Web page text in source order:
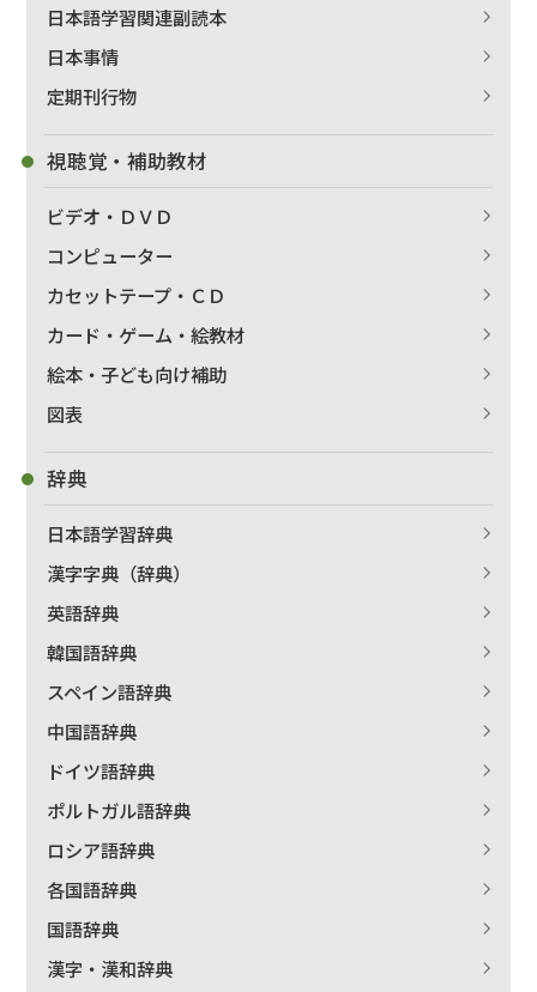
出版社名で絞り込む
著者名で絞り込む
日本語学習関連副読本
日本事情
定期刊行物
視聴覚・補助教材
ビデオ・ＤＶＤ
コンピューター
カセットテープ・ＣＤ
カード・ゲーム・絵教材
絵本・子ども向け補助
図表
辞典
日本語学習辞典
漢字字典（辞典）
英語辞典
韓国語辞典
スペイン語辞典
中国語辞典
ドイツ語辞典
ポルトガル語辞典
ロシア語辞典
各国語辞典
国語辞典
漢字・漢和辞典